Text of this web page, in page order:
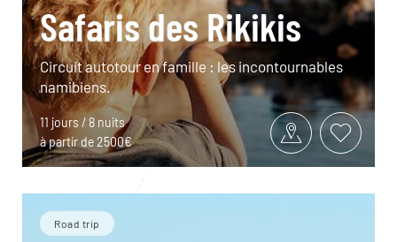
Safaris des Rikikis
Circuit autotour en famille : les incontournables
namibiens.
11 jours / 8 nuits
à partir de 2500€
Road trip